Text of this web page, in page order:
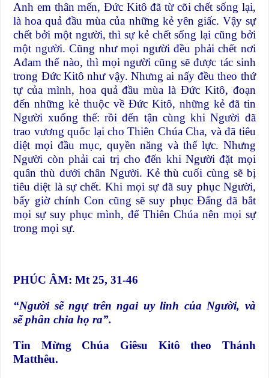
Anh em thân mến, Ðức Kitô đã từ cõi chết sống lại,
là hoa quả đầu mùa của những kẻ yên giấc. Vậy sự
chết bởi một người, thì sự kẻ chết sống lại cũng bởi
một người. Cũng như mọi người đều phải chết nơi
Ađam thế nào, thì mọi người cũng sẽ được tác sinh
trong Ðức Kitô như vậy. Nhưng ai nấy đều theo thứ
tự của mình, hoa quả đầu mùa là Ðức Kitô, đoạn
đến những kẻ thuộc về Ðức Kitô, những kẻ đã tin
Người xuống thế: rồi đến tận cùng khi Người đã
trao vương quốc lại cho Thiên Chúa Cha, và đã tiêu
diệt mọi đầu mục, quyền năng và thế lực. Nhưng
Người còn phải cai trị cho đến khi Người đặt mọi
quân thù dưới chân Người. Kẻ thù cuối cùng sẽ bị
tiêu diệt là sự chết. Khi mọi sự đã suy phục Người,
bấy giờ chính Con cũng sẽ suy phục Ðấng đã bắt
mọi sự suy phục mình, để Thiên Chúa nên mọi sự
trong mọi sự.
PHÚC ÂM: Mt 25, 31-46
“Người sẽngựtrên ngai uy linh của Người, và
sẽphân chia họ ra”.
Tin Mừng Chúa Giêsu Kitô theo Thánh
Matthêu.